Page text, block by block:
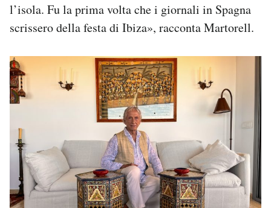
l’isola. Fu la prima volta che i giornali in Spagna
scrissero della festa di Ibiza», racconta Martorell.